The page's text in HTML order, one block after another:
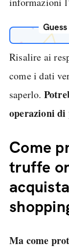
Risalire ai
come i dati
saperlo.
operazioni di
Come
truffe
Ma come